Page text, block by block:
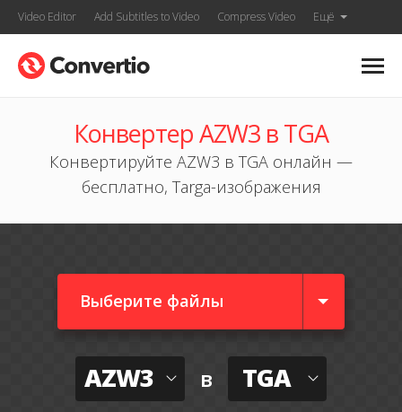
Video Editor Add Subtitles to Video Compress Video Ещё
Конвертер AZW3 в TGA
Конвертируйте AZW3 в TGA онлайн —
бесплатно, Targa-изображения
Выберите файлы
AZW3 в TGA